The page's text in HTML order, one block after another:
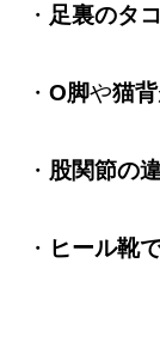
・ 足裏のタ
・ O脚や猫背
・ 股関節の
・ ヒール靴